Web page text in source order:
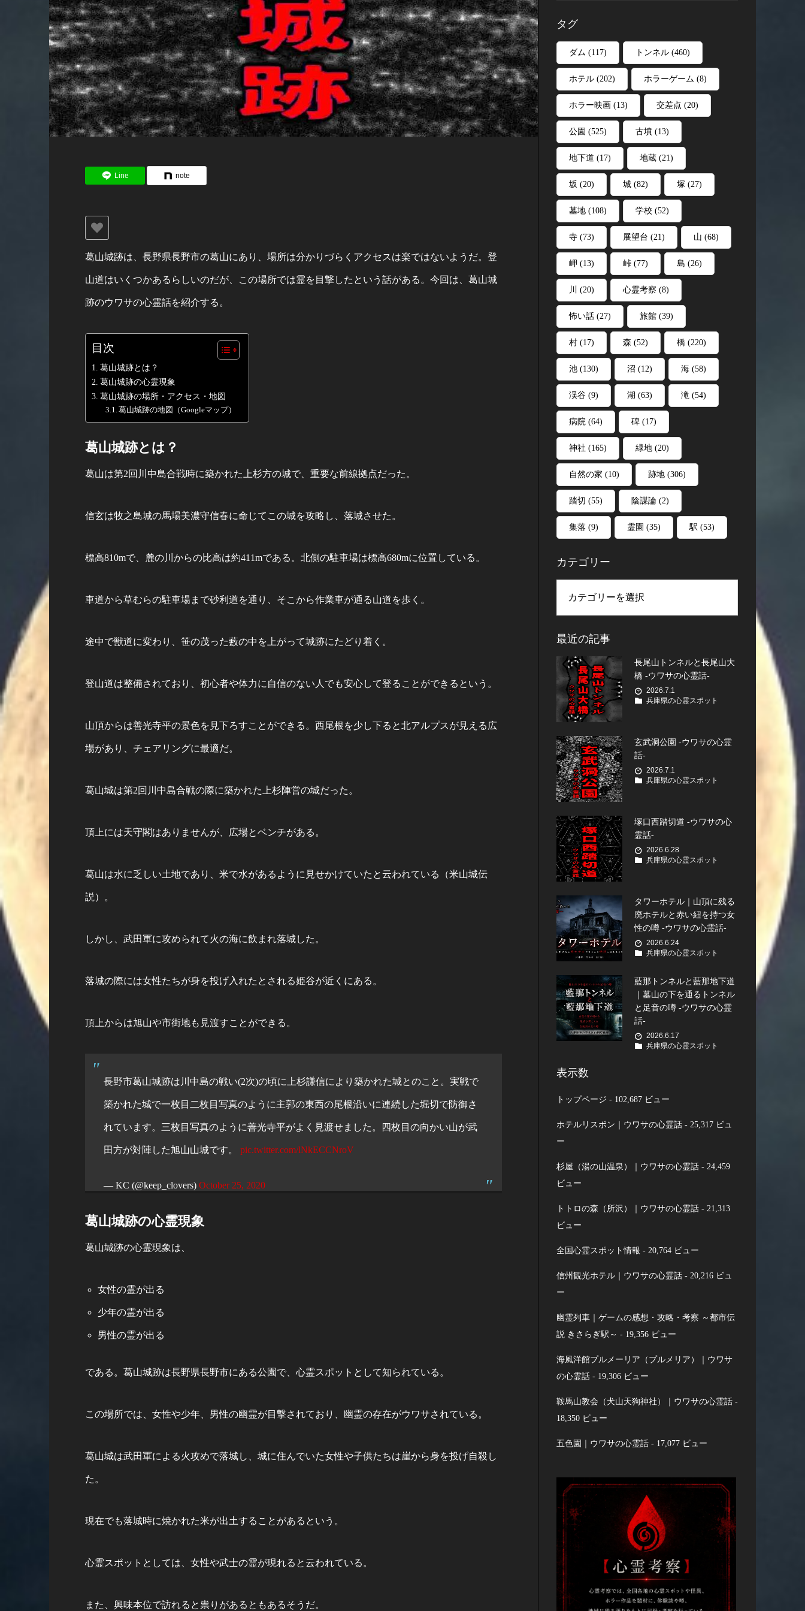
Line note
葛山城跡は、長野県長野市の葛山にあり、場所は分かりづらくアクセスは楽ではないようだ。登
山道はいくつかあるらしいのだが、この場所では霊を目撃したという話がある。今回は、葛山城
跡のウワサの心霊話を紹介する。
目次
葛山城跡とは？
葛山城跡の心霊現象
葛山城跡の場所・アクセス・地図
葛山城跡の地図（Googleマップ）
葛山城跡とは？
葛山は第2回川中島合戦時に築かれた上杉方の城で、重要な前線拠点だった。
信玄は牧之島城の馬場美濃守信春に命じてこの城を攻略し、落城させた。
標高810mで、麓の川からの比高は約411mである。北側の駐車場は標高680mに位置している。
車道から草むらの駐車場まで砂利道を通り、そこから作業車が通る山道を歩く。
途中で獣道に変わり、笹の茂った藪の中を上がって城跡にたどり着く。
登山道は整備されており、初心者や体力に自信のない人でも安心して登ることができるという。
山頂からは善光寺平の景色を見下ろすことができる。西尾根を少し下ると北アルプスが見える広
場があり、チェアリングに最適だ。
葛山城は第2回川中島合戦の際に築かれた上杉陣営の城だった。
頂上には天守閣はありませんが、広場とベンチがある。
葛山は水に乏しい土地であり、米で水があるように見せかけていたと云われている（米山城伝
説）。
しかし、武田軍に攻められて火の海に飲まれ落城した。
落城の際には女性たちが身を投げ入れたとされる姫谷が近くにある。
頂上からは旭山や市街地も見渡すことができる。
長野市葛山城跡は川中島の戦い(2次)の頃に上杉謙信により築かれた城とのこと。実戦で
築かれた城で一枚目二枚目写真のように主郭の東西の尾根沿いに連続した堀切で防御さ
れています。三枚目写真のように善光寺平がよく見渡せました。四枚目の向かい山が武
田方が対陣した旭山山城です。 pic.twitter.com/lNkECCNroV
— KC (@keep_clovers) October 25, 2020
葛山城跡の心霊現象
葛山城跡の心霊現象は、
女性の霊が出る
少年の霊が出る
男性の霊が出る
である。葛山城跡は長野県長野市にある公園で、心霊スポットとして知られている。
この場所では、女性や少年、男性の幽霊が目撃されており、幽霊の存在がウワサされている。
葛山城は武田軍による火攻めで落城し、城に住んでいた女性や子供たちは崖から身を投げ自殺し
た。
現在でも落城時に焼かれた米が出土することがあるという。
心霊スポットとしては、女性や武士の霊が現れると云われている。
また、興味本位で訪れると祟りがあるともあるそうだ。
タグ
ダム (117) トンネル (460)
ホテル (202) ホラーゲーム (8)
ホラー映画 (13) 交差点 (20)
公園 (525) 古墳 (13)
地下道 (17) 地蔵 (21)
坂 (20) 城 (82) 塚 (27)
墓地 (108) 学校 (52)
寺 (73) 展望台 (21) 山 (68)
岬 (13) 峠 (77) 島 (26)
川 (20) 心霊考察 (8)
怖い話 (27) 旅館 (39)
村 (17) 森 (52) 橋 (220)
池 (130) 沼 (12) 海 (58)
渓谷 (9) 湖 (63) 滝 (54)
病院 (64) 碑 (17)
神社 (165) 緑地 (20)
自然の家 (10) 跡地 (306)
踏切 (55) 陰謀論 (2)
集落 (9) 霊園 (35) 駅 (53)
カテゴリー
最近の記事
長尾山トンネルと長尾山大
橋 -ウワサの心霊話-
2026.7.1
兵庫県の心霊スポット
玄武洞公園 -ウワサの心霊
話-
2026.7.1
兵庫県の心霊スポット
塚口西踏切道 -ウワサの心
霊話-
2026.6.28
兵庫県の心霊スポット
タワーホテル｜山頂に残る
廃ホテルと赤い紐を持つ女
性の噂 -ウワサの心霊話-
2026.6.24
兵庫県の心霊スポット
藍那トンネルと藍那地下道
｜墓山の下を通るトンネル
と足音の噂 -ウワサの心霊
話-
2026.6.17
兵庫県の心霊スポット
表示数
トップページ - 102,687 ビュー
ホテルリスボン｜ウワサの心霊話 - 25,317 ビュ
ー
杉屋（湯の山温泉）｜ウワサの心霊話 - 24,459
ビュー
トトロの森（所沢）｜ウワサの心霊話 - 21,313
ビュー
全国心霊スポット情報 - 20,764 ビュー
信州観光ホテル｜ウワサの心霊話 - 20,216 ビュ
ー
幽霊列車｜ゲームの感想・攻略・考察 ～都市伝
説 きさらぎ駅～ - 19,356 ビュー
海風洋館プルメーリア（プルメリア）｜ウワサ
の心霊話 - 19,306 ビュー
鞍馬山教会（犬山天狗神社）｜ウワサの心霊話 -
18,350 ビュー
五色園｜ウワサの心霊話 - 17,077 ビュー